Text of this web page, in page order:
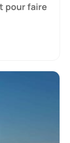
pour faire